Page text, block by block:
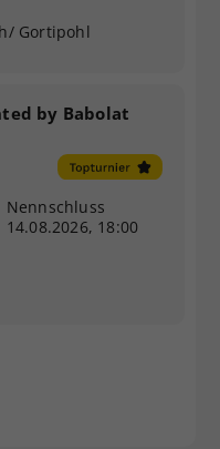
Gortipohl
by Babolat
Nennschluss
14.08.2026, 18:00